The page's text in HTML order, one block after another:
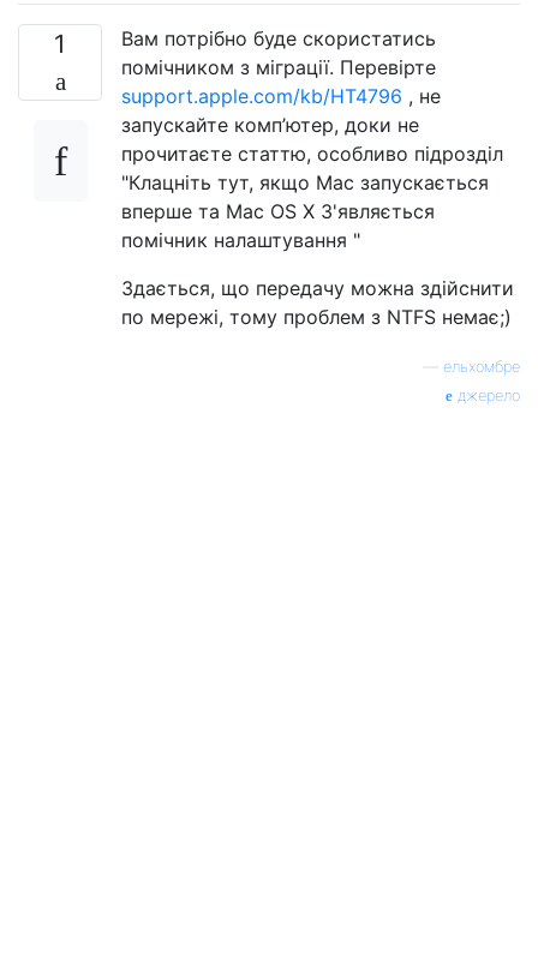
1
Вам потрібно буде скористатись
помічником з міграції. Перевірте
support.apple.com/kb/HT4796 , не
запускайте комп’ютер, доки не
прочитаєте статтю, особливо підрозділ
"Клацніть тут, якщо Mac запускається
вперше та Mac OS X З'являється
помічник налаштування "
Здається, що передачу можна здійснити
по мережі, тому проблем з NTFS немає;)
ельхомбре
джерело